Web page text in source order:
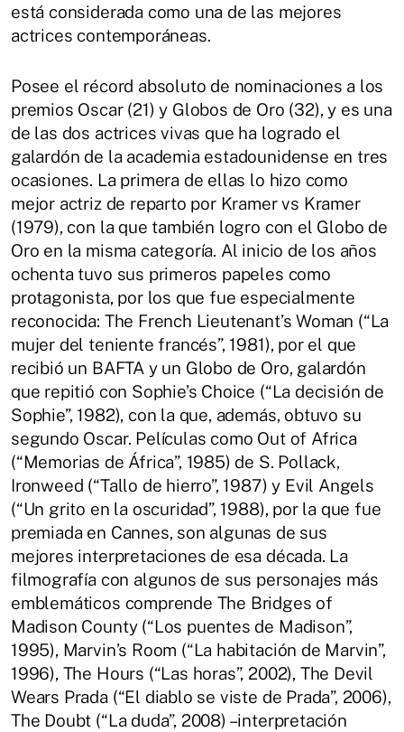
está considerada como una de las mejores
actrices contemporáneas.
Posee el récord absoluto de nominaciones a los
premios Oscar (21) y Globos de Oro (32), y es una
de las dos actrices vivas que ha logrado el
galardón de la academia estadounidense en tres
ocasiones. La primera de ellas lo hizo como
mejor actriz de reparto por Kramer vs Kramer
(1979), con la que también logro con el Globo de
Oro en la misma categoría. Al inicio de los años
ochenta tuvo sus primeros papeles como
protagonista, por los que fue especialmente
reconocida: The French Lieutenant’s Woman (“La
mujer del teniente francés”, 1981), por el que
recibió un BAFTA y un Globo de Oro, galardón
que repitió con Sophie’s Choice (“La decisión de
Sophie”, 1982), con la que, además, obtuvo su
segundo Oscar. Películas como Out of Africa
(“Memorias de África”, 1985) de S. Pollack,
Ironweed (“Tallo de hierro”, 1987) y Evil Angels
(“Un grito en la oscuridad”, 1988), por la que fue
premiada en Cannes, son algunas de sus
mejores interpretaciones de esa década. La
filmografía con algunos de sus personajes más
emblemáticos comprende The Bridges of
Madison County (“Los puentes de Madison”,
1995), Marvin’s Room (“La habitación de Marvin”,
1996), The Hours (“Las horas”, 2002), The Devil
Wears Prada (“El diablo se viste de Prada”, 2006),
The Doubt (“La duda”, 2008) –interpretación